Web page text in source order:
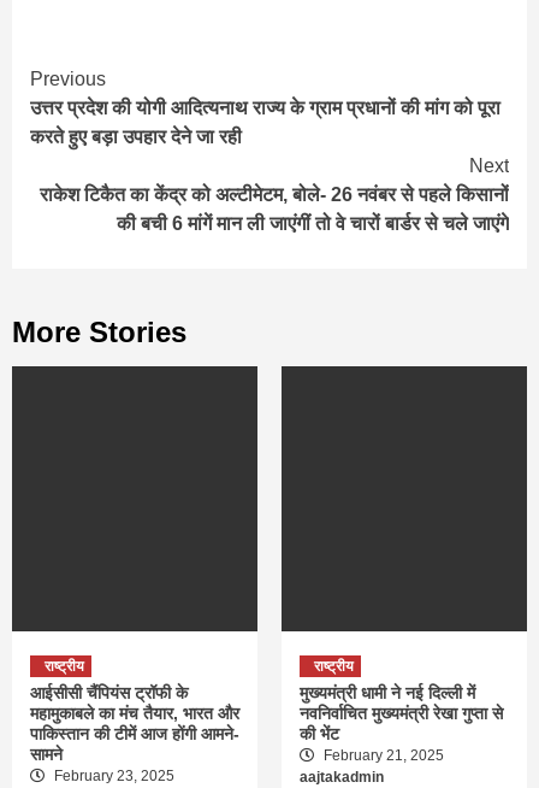
Continue
Reading
Previous
उत्तर प्रदेश की योगी आदित्यनाथ राज्य के ग्राम प्रधानों की मांग को पूरा
करते हुए बड़ा उपहार देने जा रही
Next
राकेश टिकैत का केंद्र को अल्टीमेटम, बोले- 26 नवंबर से पहले किसानों
की बची 6 मांगें मान ली जाएंगीं तो वे चारों बार्डर से चले जाएंगे
More Stories
राष्ट्रीय
आईसीसी चैंपियंस ट्रॉफी के
महामुकाबले का मंच तैयार, भारत और
पाकिस्तान की टीमें आज होंगी आमने-
सामने
February 23, 2025
राष्ट्रीय
मुख्यमंत्री धामी ने नई दिल्ली में
नवनिर्वाचित मुख्यमंत्री रेखा गुप्ता से
की भेंट
February 21, 2025
aajtakadmin